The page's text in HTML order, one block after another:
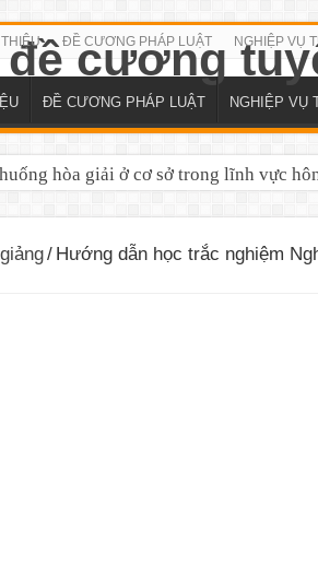
ĐỀ CƯƠNG PHÁP LUẬT NGHIỆP VỤ
ĐỀ CƯƠNG PHÁP LUẬT NGHIỆP VỤ
hòa giải ở cơ sở trong lĩnh vực
/ Hướng dẫn học trắc nghiệm